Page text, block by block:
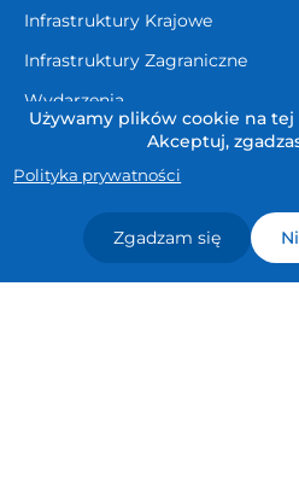
Infrastruktury Krajowe
Infrastruktury Zagraniczne
Wydarzenia
Używamy plików cookie na
Akceptuj,
Polityka prywatności
Zgadzam się